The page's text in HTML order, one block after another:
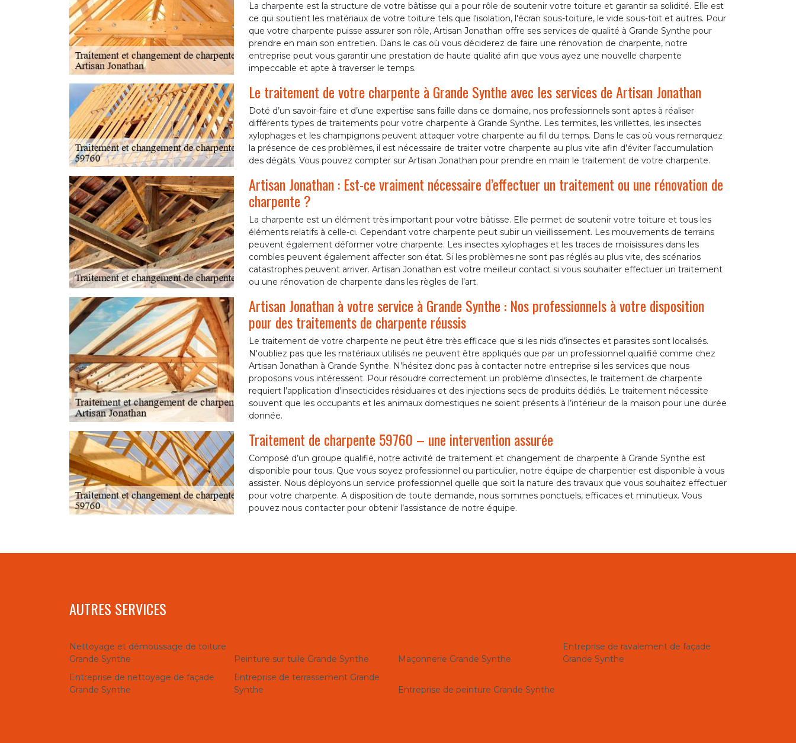
La charpente est la structure de votre bâtisse qui a pour rôle de soutenir votre toiture et garantir sa solidité. Elle est
ce qui soutient les matériaux de votre toiture tels que l'isolation, l'écran sous-toiture, le vide sous-toit et autres. Pour
que votre charpente puisse assurer son rôle, Artisan Jonathan offre ses services de qualité à Grande Synthe pour
prendre en main son entretien. Dans le cas où vous déciderez de faire une rénovation de charpente, notre
entreprise peut vous garantir une prestation de haute qualité afin que vous ayez une nouvelle charpente
impeccable et apte à traverser le temps.
Le traitement de votre charpente à Grande Synthe avec les services de Artisan Jonathan
Doté d’un savoir-faire et d’une expertise sans faille dans ce domaine, nos professionnels sont aptes à réaliser
différents types de traitements pour votre charpente à Grande Synthe. Les termites, les vrillettes, les insectes
xylophages et les champignons peuvent attaquer votre charpente au fil du temps. Dans le cas où vous remarquez
la présence de ces problèmes, il est nécessaire de traiter votre charpente au plus vite afin d’éviter l’accumulation
des dégâts. Vous pouvez compter sur Artisan Jonathan pour prendre en main le traitement de votre charpente.
Artisan Jonathan : Est-ce vraiment nécessaire d’effectuer un traitement ou une rénovation de
charpente ?
La charpente est un élément très important pour votre bâtisse. Elle permet de soutenir votre toiture et tous les
éléments relatifs à celle-ci. Cependant votre charpente peut subir un vieillissement. Les mouvements de terrains
peuvent également déformer votre charpente. Les insectes xylophages et les traces de moisissures dans les
combles peuvent également affecter son état. Si les problèmes ne sont pas réglés au plus vite, des scénarios
catastrophes peuvent arriver. Artisan Jonathan est votre meilleur contact si vous souhaiter effectuer un traitement
ou une rénovation de charpente dans les règles de l’art.
Artisan Jonathan à votre service à Grande Synthe : Nos professionnels à votre disposition
pour des traitements de charpente réussis
Le traitement de votre charpente ne peut être très efficace que si les nids d’insectes et parasites sont localisés.
N'oubliez pas que les matériaux utilisés ne peuvent être appliqués que par un professionnel qualifié comme chez
Artisan Jonathan à Grande Synthe. N’hésitez donc pas à contacter notre entreprise si les services que nous
proposons vous intéressent. Pour résoudre correctement un problème d’insectes, le traitement de charpente
requiert l’application d’insecticides résiduaires et des injections secs de produits dédiés. Le traitement nécessite
souvent que les occupants et les animaux domestiques ne soient présents à l’intérieur de la maison pour une durée
donnée.
Traitement de charpente 59760 – une intervention assurée
Composé d’un groupe qualifié, notre activité de traitement et changement de charpente à Grande Synthe est
disponible pour tous. Que vous soyez professionnel ou particulier, notre équipe de charpentier est disponible à vous
assister. Nous déployons un service professionnel quelle que soit la nature des travaux que vous souhaitez effectuer
pour votre charpente. A disposition de toute demande, nous sommes ponctuels, efficaces et minutieux. Vous
pouvez nous contacter pour obtenir l’assistance de notre équipe.
AUTRES SERVICES
Nettoyage et démoussage de toiture
Grande Synthe
Peinture sur tuile Grande Synthe Maçonnerie Grande Synthe
Entreprise de ravalement de façade
Grande Synthe
Entreprise de nettoyage de façade
Grande Synthe
Entreprise de terrassement Grande
Synthe
Entreprise de peinture Grande Synthe